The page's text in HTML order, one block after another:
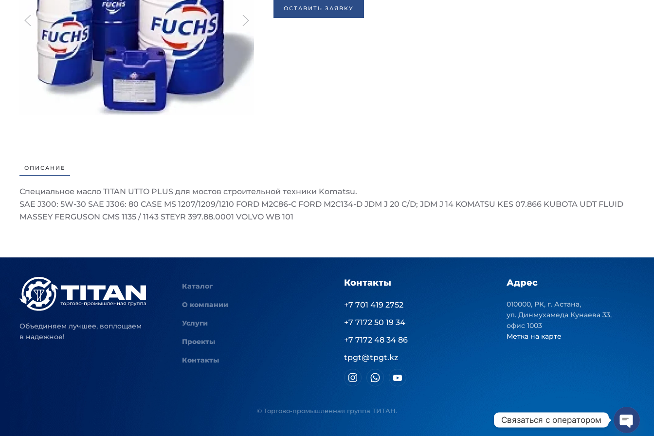
ОСТАВИТЬ ЗАЯВКУ
ОПИСАНИЕ
Специальное масло TITAN UTTO PLUS для мостов строительной техники Komatsu.
SAE J300: 5W-30 SAE J306: 80 CASE MS 1207/1209/1210 FORD M2C86-C FORD M2C134-D JDM J 20 C/D; JDM J 14 KOMATSU KES 07.866 KUBOTA UDT FLUID
MASSEY FERGUSON CMS 1135 / 1143 STEYR 397.88.0001 VOLVO WB 101
Объединяем лучшее, воплощаем
в надежное!
Каталог
О компании
Услуги
Проекты
Контакты
Контакты
+7 701 419 2752
+7 7172 50 19 34
+7 7172 48 34 86
tpgt@tpgt.kz
Адрес
010000, РК, г. Астана,
ул. Динмухамеда Кунаева 33,
офис 1003
Метка на карте
© Торгово-промышленная группа ТИТАН.
Связаться с оператором